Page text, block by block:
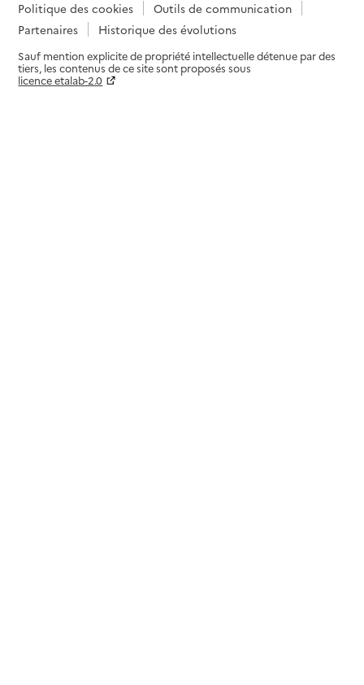
Politique des cookies
Outils de communication
Partenaires
Historique des évolutions
Sauf mention explicite de propriété intellectuelle détenue par des
tiers, les contenus de ce site sont proposés sous
licence etalab-2.0